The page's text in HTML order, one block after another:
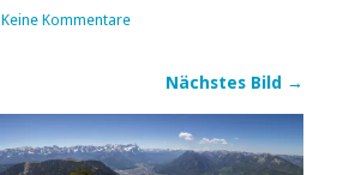
Keine Kommentare
Nächstes Bild →